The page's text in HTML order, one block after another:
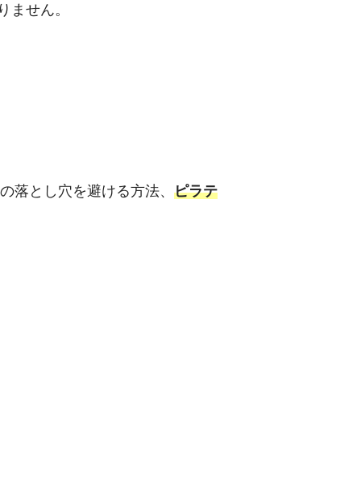
ません。
落とし穴を避ける方法、 ピラテ